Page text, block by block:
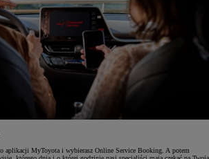
aplikacji MyToyota i wybierasz Online Service Booking. A potem